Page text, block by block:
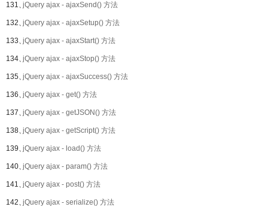
131、jQuery ajax - ajaxSend() 方法
132、jQuery ajax - ajaxSetup() 方法
133、jQuery ajax - ajaxStart() 方法
134、jQuery ajax - ajaxStop() 方法
135、jQuery ajax - ajaxSuccess() 方法
136、jQuery ajax - get() 方法
137、jQuery ajax - getJSON() 方法
138、jQuery ajax - getScript() 方法
139、jQuery ajax - load() 方法
140、jQuery ajax - param() 方法
141、jQuery ajax - post() 方法
142、jQuery ajax - serialize() 方法